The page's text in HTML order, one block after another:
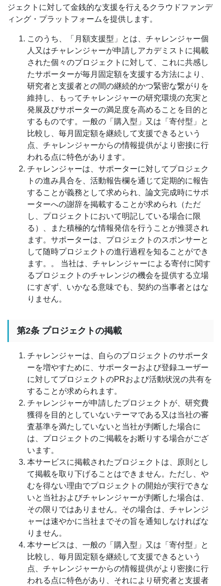
ジェクトに対して金銭的な支援を行えるクラウドファンデ
ィング・プラットフォームを提供します。
このうち、「月額支援型」とは、チャレンジャー個
人又はチャレンジャーが申請しアカデミストに掲載
された個々のプロジェクトに対して、これに共感し
たサポーターが毎月固定額を支援する方法により、
研究者と支援者との間の継続的かつ緊密な繋がりを
維持し、もってチャレンジャーの研究環境の充実と
発展及びサポーターの満足度を高めることを目的と
するものです。一般の「購入型」又は「寄付型」と
比較し、毎月固定額を継続して支援できるという
点、チャレンジャーからの情報提供がより密接に行
われる点に特色があります。
チャレンジャーは、サポーターに対してプロジェク
トの進み具合を、活動報告欄を通じて定期的に報告
することが義務として求められ、論文完成時にサポ
ーターへの謝辞を掲載することが求められ（ただ
し、プロジェクトにおいて明記している場合に限
る）、また積極的な情報発信を行うことが推奨され
ます。サポーターは、プロジェクトのスポンサーと
して随時プロジェクトの進行過程を知ることができ
ます。。 当社は、チャレンジャーによる寄付に関す
るプロジェクトのチャレンジの機会を提供する立場
にすぎず、いかなる意味でも、契約の当事者とはな
りません。
第2条 プロジェクトの掲載
チャレンジャーは、自らのプロジェクトのサポータ
ーを増やすために、サポーターおよび登録ユーザー
に対してプロジェクトのPRおよび活動状況の共有を
することが求められます。
チャレンジャーが申請したプロジェクトが、研究費
獲得を目的としていないテーマである又は当社の審
査基準を満たしていないと当社が判断した場合に
は、プロジェクトのご掲載をお断りする場合がござ
います。
本サービスに掲載されたプロジェクトは、原則とし
て掲載を取り下げることはできません。ただし、や
むを得ない理由でプロジェクトの開始が実行できな
いと当社およびチャレンジャーが判断した場合は、
その限りではありません。その場合は、チャレンジ
ャーは速やかに当社までその旨を通知しなければな
りません。
本サービスは、一般の「購入型」又は「寄付型」と
比較し、毎月固定額を継続して支援できるという
点、チャレンジャーからの情報提供がより密接に行
われる点に特色があり、それにより研究者と支援者